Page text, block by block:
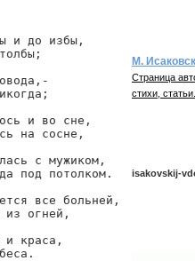
и до избы,
и во сне,
на сосне,
с мужиком,
под потолком.
все больней,
из огней,
и краса,
М.
Страница
стихи, статьи.
isakovskij-